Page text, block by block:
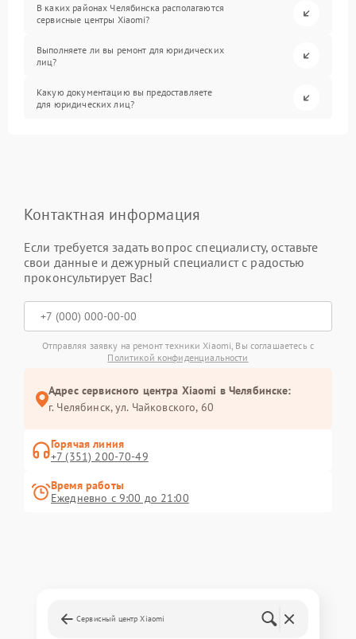
В каких районах Челябинска располагаются
сервисные центры Xiaomi?
Выполняете ли вы ремонт для юридических
лиц?
Какую документацию вы предоставляете
для юридических лиц?
Контактная информация
Если требуется задать вопрос специалисту, оставьте
свои данные и дежурный специалист с радостью
проконсультирует Вас!
Отправляя заявку на ремонт техники Xiaomi, Вы соглашаетесь с
Политикой конфиденциальности
Адрес сервисного центра Xiaomi в Челябинске:
г. Челябинск, ул. Чайковского, 60
Горячая линия
+7 (351) 200-70-49
Время работы
Ежедневно с 9:00 до 21:00
Сервисный центр Xiaomi